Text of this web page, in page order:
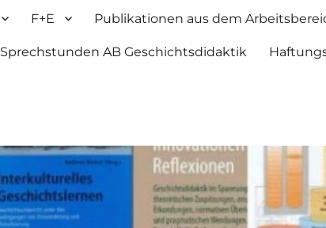
F+E Publikationen aus dem
Sprechstunden AB Geschichtsdidaktik